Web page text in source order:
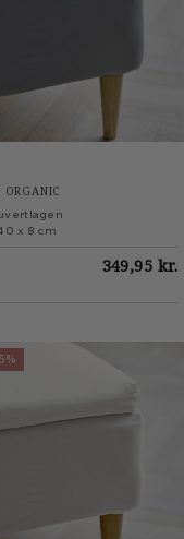
Grey
ORGANIC
x 8 cm
349,95 kr.